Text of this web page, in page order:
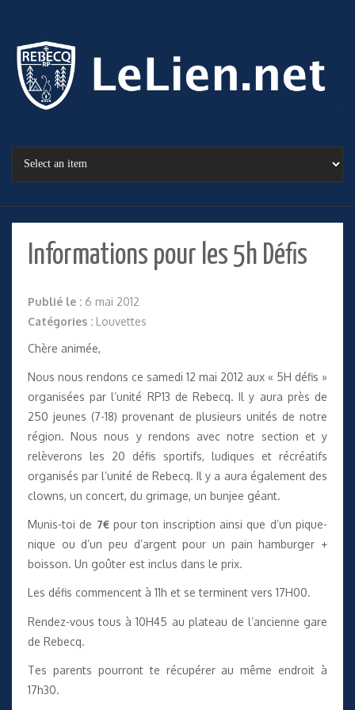
Informations pour les 5h Défis
Publié le : 6 mai 2012
Catégories : Louvettes
Chère animée,
Nous nous rendons ce samedi 12 mai 2012 aux « 5H défis »
organisées par l’unité RP13 de Rebecq. Il y aura près de
250 jeunes (7-18) provenant de plusieurs unités de notre
région. Nous nous y rendons avec notre section et y
relèverons les 20 défis sportifs, ludiques et récréatifs
organisés par l’unité de Rebecq. Il y a aura également des
clowns, un concert, du grimage, un bunjee géant.
Munis-toi de 7€pour ton inscription ainsi que d’un pique-
nique ou d’un peu d’argent pour un pain hamburger +
boisson. Un goûter est inclus dans le prix.
Les défis commencent à 11h et se terminent vers 17H00.
Rendez-vous tous à 10H45 au plateau de l’ancienne gare
de Rebecq.
Tes parents pourront te récupérer au même endroit à
17h30.